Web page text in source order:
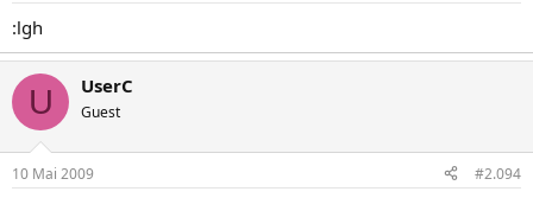
:lgh
U UserC
Guest
10 Mai 2009 #2.094